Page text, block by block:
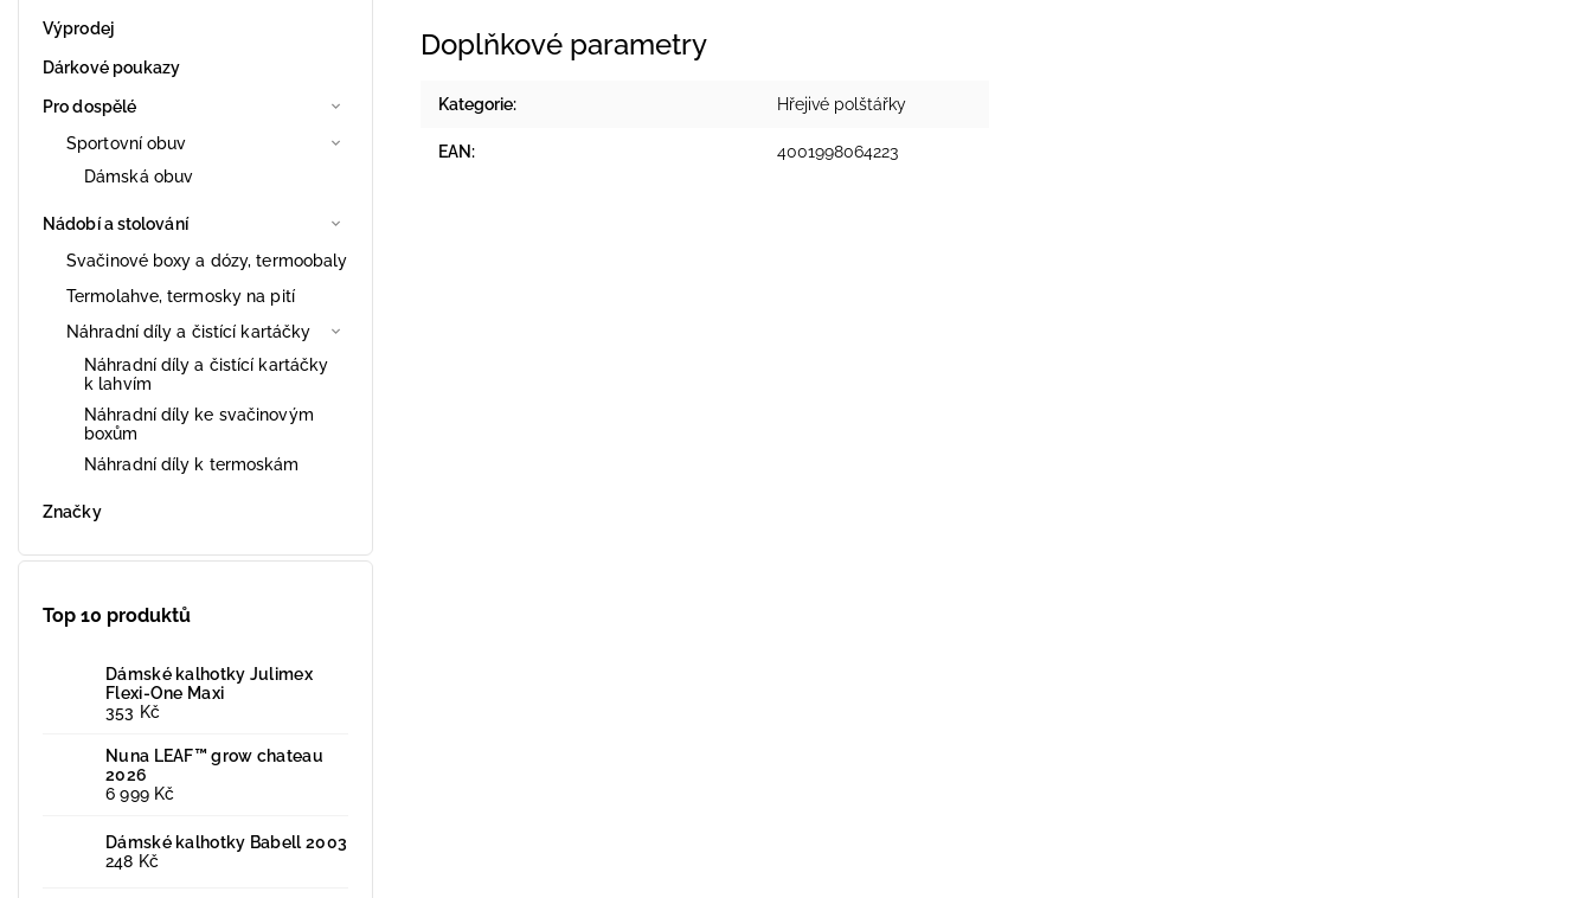
Výprodej
Dárkové poukazy
Pro dospělé
Sportovní obuv
Dámská obuv
Nádobí a stolování
Svačinové boxy a dózy, termoobaly
Termolahve, termosky na pití
Náhradní díly a čistící kartáčky
Náhradní díly a čistící kartáčky
k lahvím
Náhradní díly ke svačinovým
boxům
Náhradní díly k termoskám
Značky
Top 10 produktů
Dámské kalhotky Julimex
Flexi-One Maxi
353 Kč
Nuna LEAF™ grow chateau
2026
6 999 Kč
Dámské kalhotky Babell 2003
248 Kč
Doplňkové parametry
Kategorie: Hřejivé polštářky
EAN : 4001998064223